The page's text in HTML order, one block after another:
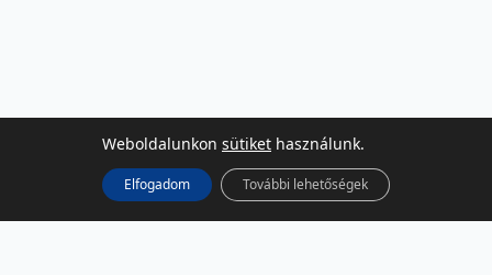
Weboldalunkon sütiket használunk.
Elfogadom További lehetőségek